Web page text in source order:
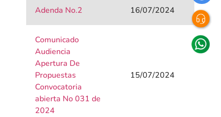
Adenda No.2 16/07/2024
Comunicado
Audiencia
Apertura De
Propuestas
Convocatoria
abierta No 031 de
2024
15/07/2024